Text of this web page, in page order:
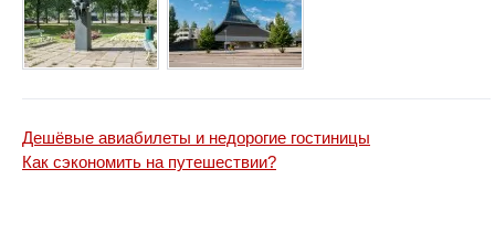
Дешёвые авиабилеты и недорогие гостиницы
Как сэкономить на путешествии?